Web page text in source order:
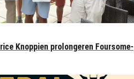
Knoppien prolongeren Foursome-